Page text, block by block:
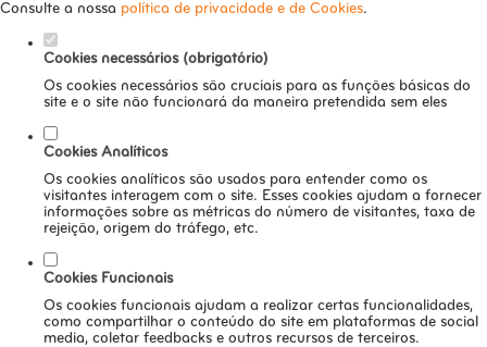
Consulte a nossa política de privacidade e de Cookies.
Cookies necessários (obrigatório)
Os cookies necessários são cruciais para as funções básicas do
site e o site não funcionará da maneira pretendida sem eles
Cookies Analíticos
Os cookies analíticos são usados para entender como os
visitantes interagem com o site. Esses cookies ajudam a fornecer
informações sobre as métricas do número de visitantes, taxa de
rejeição, origem do tráfego, etc.
Cookies Funcionais
Os cookies funcionais ajudam a realizar certas funcionalidades,
como compartilhar o conteúdo do site em plataformas de social
media, coletar feedbacks e outros recursos de terceiros.